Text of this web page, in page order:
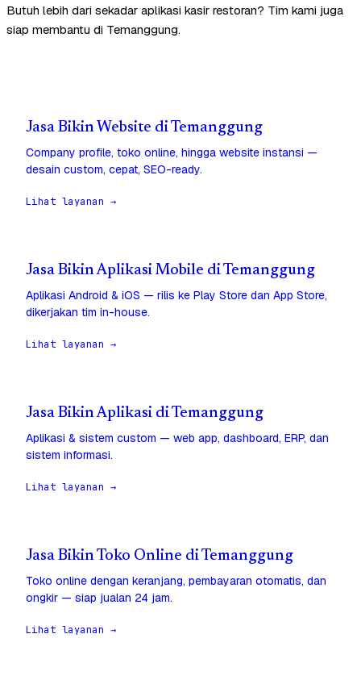
Butuh lebih dari sekadar aplikasi kasir restoran? Tim kami juga
siap membantu di Temanggung.
Jasa Bikin Website di Temanggung
Company profile, toko online, hingga website instansi —
desain custom, cepat, SEO-ready.
Lihat layanan →
Jasa Bikin Aplikasi Mobile di Temanggung
Aplikasi Android & iOS — rilis ke Play Store dan App Store,
dikerjakan tim in-house.
Lihat layanan →
Jasa Bikin Aplikasi di Temanggung
Aplikasi & sistem custom — web app, dashboard, ERP, dan
sistem informasi.
Lihat layanan →
Jasa Bikin Toko Online di Temanggung
Toko online dengan keranjang, pembayaran otomatis, dan
ongkir — siap jualan 24 jam.
Lihat layanan →